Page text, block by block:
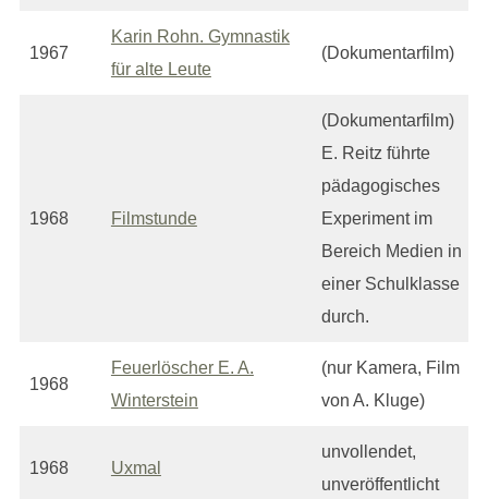
1967
Karin Rohn. Gymnastik
für alte Leute
(Dokumentarfilm)
1968 Filmstunde
(Dokumentarfilm)
E. Reitz führte
pädagogisches
Experiment im
Bereich Medien in
einer Schulklasse
durch.
1968
Feuerlöscher E. A.
Winterstein
(nur Kamera, Film
von A. Kluge)
1968 Uxmal
unvollendet,
unveröffentlicht